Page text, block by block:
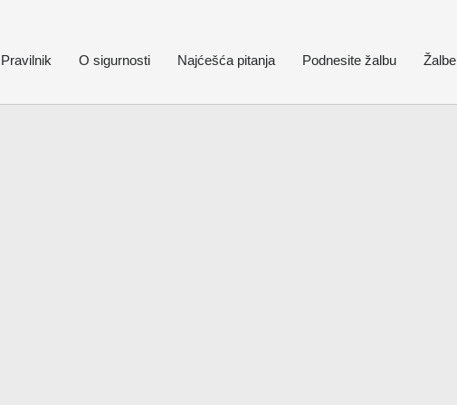
Pravilnik O sigurnosti Najćešća pitanja Podnesite žalbu Žalbe